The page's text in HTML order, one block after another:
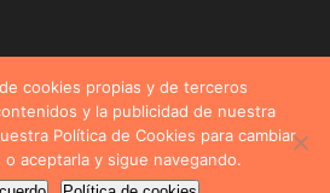
todos los derechos reservados.
2026
cookies propias y de terceros
y la publicidad de nuestra
Política de Cookies para cambiar
aceptarla y sigue navegando.